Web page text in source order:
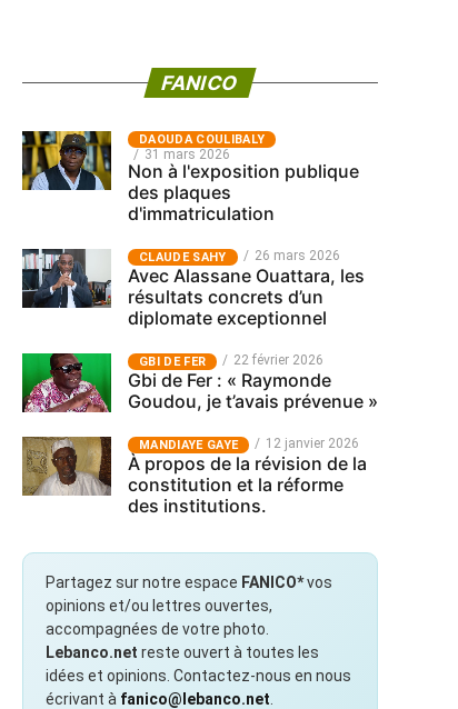
FANICO
‎DAOUDA COULIBALY
31 mars 2026
Non à l'exposition publique
des plaques
d'immatriculation
CLAUDE SAHY 26 mars 2026
Avec Alassane Ouattara, les
résultats concrets d’un
diplomate exceptionnel
GBI DE FER 22 février 2026
Gbi de Fer : « Raymonde
Goudou, je t’avais prévenue »
MANDIAYE GAYE 12 janvier 2026
À propos de la révision de la
constitution et la réforme
des institutions.
Partagez sur notre espace FANICO*vos
opinions et/ou lettres ouvertes,
accompagnées de votre photo.
Lebanco.net reste ouvert à toutes les
idées et opinions. Contactez-nous en nous
écrivant à fanico@lebanco.net